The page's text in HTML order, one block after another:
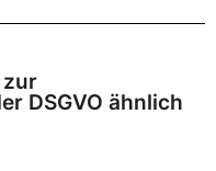
zur
DSGVO ähnlich